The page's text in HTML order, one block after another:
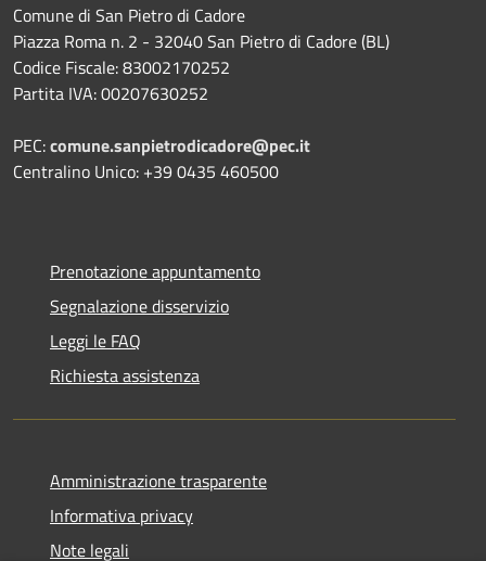
Comune di San Pietro di Cadore
Piazza Roma n. 2 - 32040 San Pietro di Cadore (BL)
Codice Fiscale: 83002170252
Partita IVA: 00207630252
PEC:comune.sanpietrodicadore@pec.it
Centralino Unico: +39 0435 460500
Prenotazione appuntamento
Segnalazione disservizio
Leggi le FAQ
Richiesta assistenza
Amministrazione trasparente
Informativa privacy
Note legali